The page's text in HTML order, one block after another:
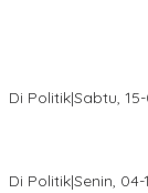
Di Politik|Sabtu,
Di Politik|Senin, 04-